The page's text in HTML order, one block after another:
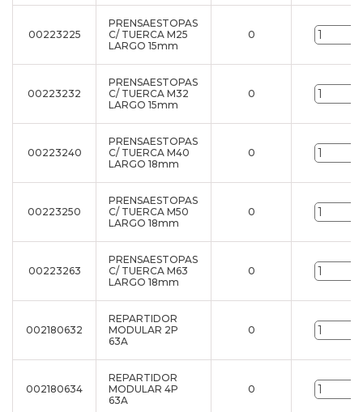
00223225
PRENSAESTOPAS
C/ TUERCA M25
LARGO 15mm
0
00223232
PRENSAESTOPAS
C/ TUERCA M32
LARGO 15mm
0
00223240
PRENSAESTOPAS
C/ TUERCA M40
LARGO 18mm
0
00223250
PRENSAESTOPAS
C/ TUERCA M50
LARGO 18mm
0
00223263
PRENSAESTOPAS
C/ TUERCA M63
LARGO 18mm
0
002180632
REPARTIDOR
MODULAR 2P
63A
0
002180634
REPARTIDOR
MODULAR 4P
63A
0